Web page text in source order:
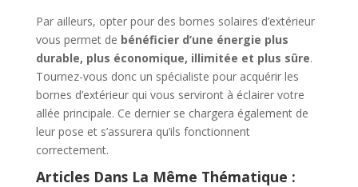
Par ailleurs, opter pour des bornes solaires d’extérieur
vous permet de bénéficier d’une énergie plus
durable, plus économique, illimitée et plus sûre.
Tournez-vous donc un spécialiste pour acquérir les
bornes d’extérieur qui vous serviront à éclairer votre
allée principale. Ce dernier se chargera également de
leur pose et s’assurera qu’ils fonctionnent
correctement.
Articles Dans La Même Thématique :